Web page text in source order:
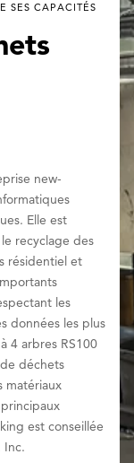
SES CAPACITÉS
new-
Elle est
recyclage des
résidentiel et
les
données les plus
4 arbres RS100
déchets
matériaux
est conseillée
Inc.